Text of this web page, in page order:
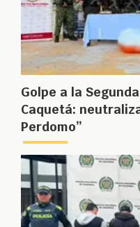
Golpe a la
Caquetá:
Perdomo”